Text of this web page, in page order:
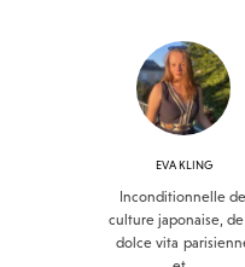
EVA KLING
Inconditionnelle de
culture japonaise, de
dolce vita